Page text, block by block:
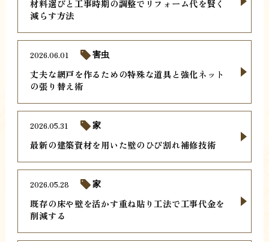
材料選びと工事時期の調整でリフォーム代を賢く
減らす方法
丈夫な網戸を作るための特殊な道具と強化ネット
の張り替え術
2026.06.01 害虫
最新の建築資材を用いた壁のひび割れ補修技術
2026.05.31 家
既存の床や壁を活かす重ね貼り工法で工事代金を
削減する
2026.05.28 家